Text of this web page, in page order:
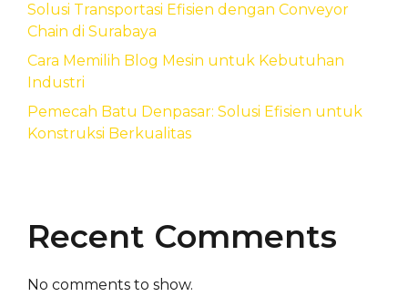
Solusi Transportasi Efisien dengan Conveyor
Chain di Surabaya
Cara Memilih Blog Mesin untuk Kebutuhan
Industri
Pemecah Batu Denpasar: Solusi Efisien untuk
Konstruksi Berkualitas
Recent Comments
No comments to show.